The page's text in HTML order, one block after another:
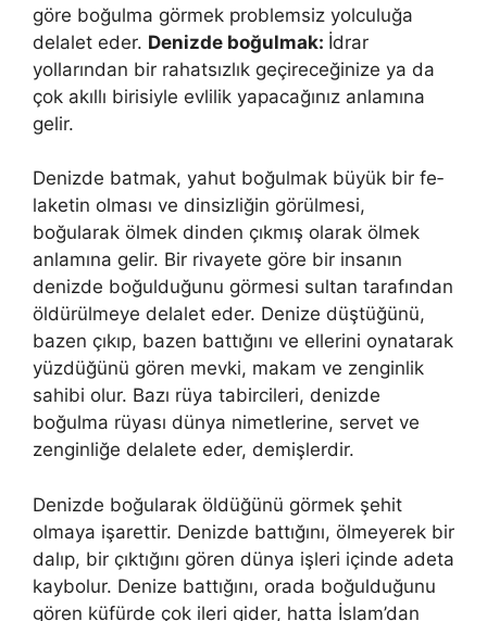
göre boğulma görmek problemsiz yolculuğa
delalet eder. Denizde boğulmak: İdrar
yollarından bir rahatsızlık geçireceğinize ya da
çok akıllı birisiyle evlilik yapacağınız an­lamına
gelir.
Denizde batmak, yahut boğulmak büyük bir fe­
laketin olması ve dinsizliğin görülmesi,
boğularak ölmek dinden çıkmış olarak ölmek
anlamına gelir. Bir rivayete göre bir insanın
denizde boğulduğunu görmesi sultan tarafından
öldürülmeye delalet eder. Denize düş­tüğünü,
bazen çıkıp, bazen battığını ve ellerini oynatarak
yüzdüğünü gö­ren mevki, makam ve zenginlik
sahibi olur. Bazı rüya tabircileri, denizde
boğulma rüyası dünya nimetlerine, ser­vet ve
zenginliğe delalete eder, demişlerdir.
Denizde boğularak öldüğünü görmek şehit
olmaya işarettir. Denizde battığını, ölmeyerek bir
dalıp, bir çıktığını gören dünya işleri içinde adeta
kaybolur. Denize battığını, orada boğulduğunu
gören küfürde çok ileri gider, hatta İslam’dan